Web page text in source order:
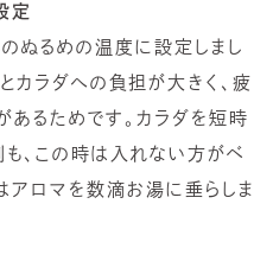
定
るめの温度に設定しまし
カラダへの負担が大きく、疲
あるためです。カラダを短時
、この時は入れない方がベ
アロマを数滴お湯に垂らしま